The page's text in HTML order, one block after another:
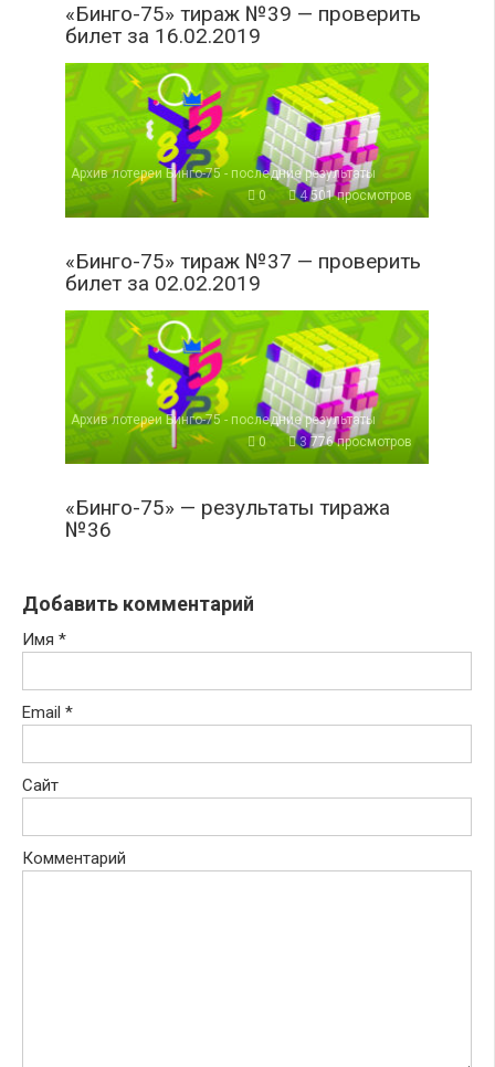
«Бинго-75» тираж №39 — проверить
билет за 16.02.2019
Архив лотереи Бинго-75 - последние результаты
0
4 501 просмотров
«Бинго-75» тираж №37 — проверить
билет за 02.02.2019
Архив лотереи Бинго-75 - последние результаты
0
3 776 просмотров
«Бинго-75» — результаты тиража
№36
Добавить комментарий
Имя *
Email *
Сайт
Комментарий